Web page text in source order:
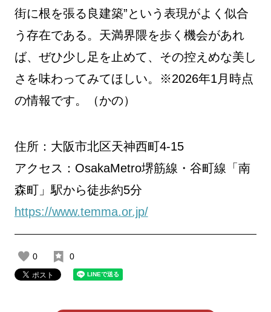
街に根を張る良建築”という表現がよく似合
う存在である。天満界隈を歩く機会があれ
ば、ぜひ少し足を止めて、その控えめな美し
さを味わってみてほしい。※2026年1月時点
の情報です。（かの）
住所：大阪市北区天神西町4-15
アクセス：OsakaMetro堺筋線・谷町線「南
森町」駅から徒歩約5分
https://www.temma.or.jp/
0 0